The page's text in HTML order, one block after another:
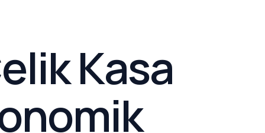
Kasa